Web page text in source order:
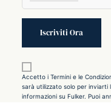
Accetto i Termini e le
sarà utilizzato solo per
informazioni su Fulker. Puoi